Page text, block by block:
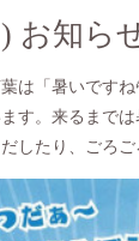
お知ら
は「暑いです
す。来るまで
したり、ごろ